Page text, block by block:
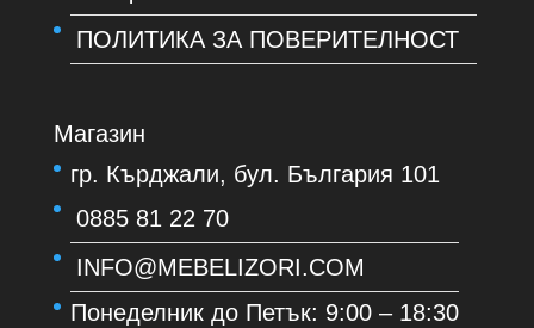
ПОЛИТИКА ЗА ПОВЕРИТЕЛНОСТ
Магазин
гр. Кърджали, бул. България 101
0885 81 22 70
INFO@MEBELIZORI.COM
Понеделник до Петък: 9:00 – 18:30